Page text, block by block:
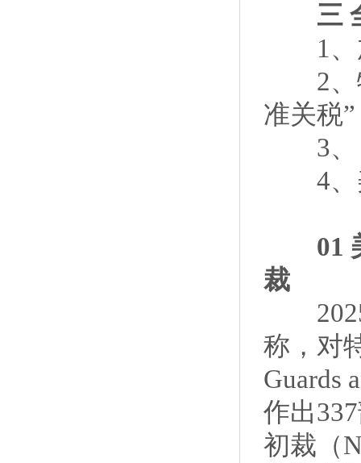
三 全
1、加
2、特
准关税”
3、日
4、美
01 美
裁
2025
称，对
Guards
作出
初裁（